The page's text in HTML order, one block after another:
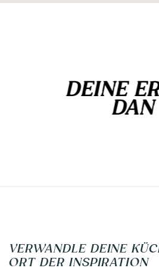
DEINE
DAN
VERWANDLE DEINE
ORT DER INSPIRATION